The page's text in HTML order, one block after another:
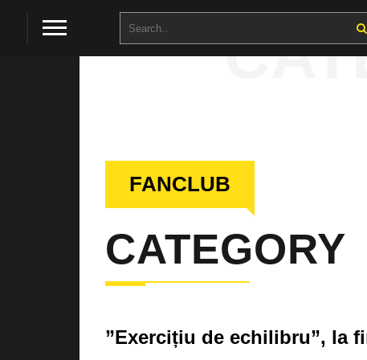
FANCLUB
CATEGORY
”Exercițiu de echilibru”, la